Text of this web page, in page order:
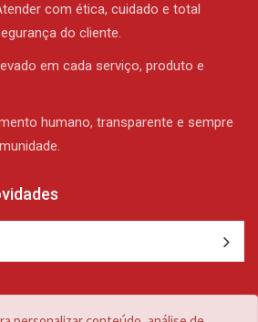
com ética, cuidado e total
do cliente.
em cada serviço, produto e
humano, transparente e sempre